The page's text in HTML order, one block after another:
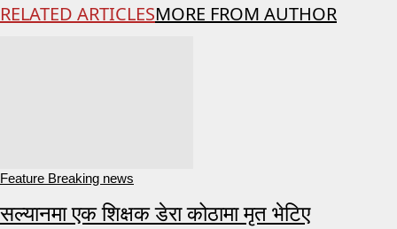
RELATED ARTICLESMORE FROM AUTHOR
Feature Breaking news
सल्यानमा एक शिक्षक डेरा कोठामा मृत भेटिए